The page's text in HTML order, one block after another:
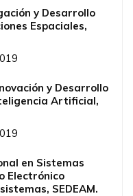
y Desarrollo
Espaciales,
y Desarrollo
Artificial,
en Sistemas
Electrónico
SEDEAM.